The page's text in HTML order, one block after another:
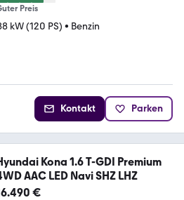
Preis
kW (120 PS) • Benzin
Kontakt Parken
Kona 1.6 T-GDI Premium
AAC LED Navi SHZ LHZ
€